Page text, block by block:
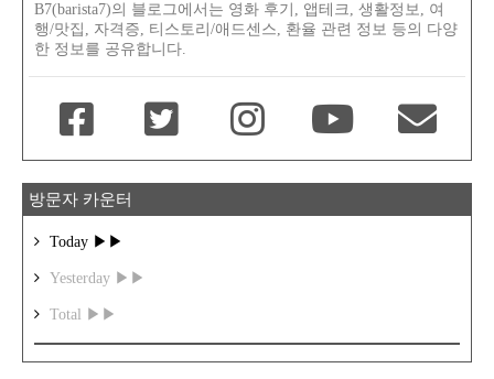
B7(barista7)의 블로그에서는 영화 후기, 앱테크, 생활정보, 여
행/맛집, 자격증, 티스토리/애드센스, 환율 관련 정보 등의 다양
한 정보를 공유합니다.
방문자 카운터
Today ▶▶
Yesterday ▶▶
Total ▶▶